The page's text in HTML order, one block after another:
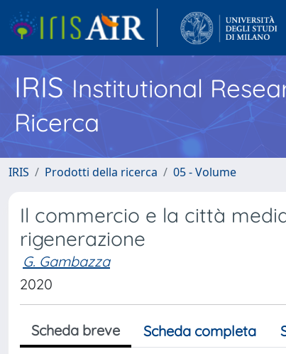
IRISInstitutional
Ricerca
IRIS Prodotti della ricerca 05 - Volume
Il commercio e la città
rigenerazione
G. Gambazza
2020
Scheda breve Scheda completa